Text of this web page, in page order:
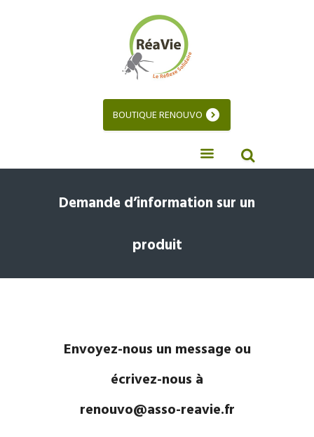
BOUTIQUE RENOUVO
Demande d’information sur un
produit
Envoyez-nous un message ou
écrivez-nous à
renouvo@asso-reavie.fr